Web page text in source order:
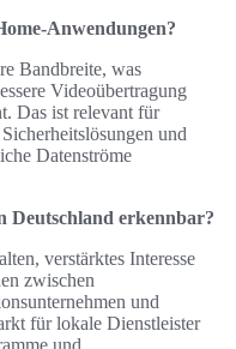
Bandbreite, was
Videoübertragung
Das ist relevant für
und
Datenströme
Deutschland erkennbar?
verstärktes Interesse
zwischen
und
für lokale Dienstleister